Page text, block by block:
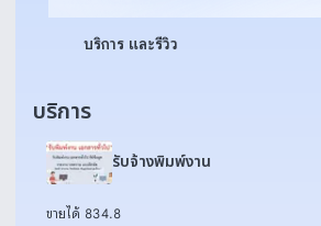
บริการ และรีวิว
บริการ
รับจ้างพิมพ์งาน
ขายได้ 834.8